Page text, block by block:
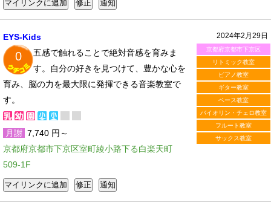
2024年2月29日
京都府京都市下京区
リトミック教室
ピアノ教室
ギター教室
ベース教室
バイオリン・チェロ教室
フルート教室
サックス教室
EYS-Kids
0
五感で触れることで絶対音感を育みま
す。自分の好きを見つけて、豊かな心を
育み、脳の力を最大限に発揮できる音楽教室で
す。
月謝 7,740 円～
京都府京都市下京区室町綾小路下る白楽天町
509-1F